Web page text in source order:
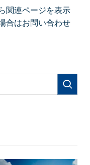
関連ページを表示
合はお問い合わせ